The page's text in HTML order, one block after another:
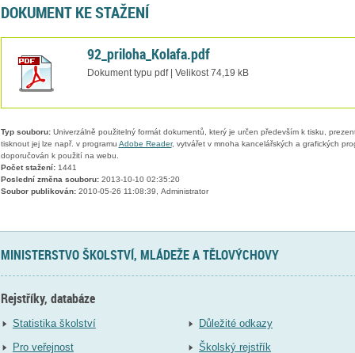
DOKUMENT KE STAŽENÍ
92_priloha_Kolafa.pdf
Dokument typu pdf | Velikost 74,19 kB
Typ souboru:Univerzálně použitelný formát dokumentů, který je určen především k tisku,
tisknout jej lze např. v programu Adobe Reader, vytvářet v mnoha kancelářských a grafických
doporučován k použití na webu.
Počet stažení:1441
Poslední změna souboru:2013-10-10 02:35:20
Soubor publikován:2010-05-26 11:08:39, Administrator
MINISTERSTVO ŠKOLSTVÍ, MLÁDEŽE A TĚLOVÝCHOVY
Rejstříky, databáze
Statistika školství
Pro veřejnost
Důležité odkazy
Školský rejstřík